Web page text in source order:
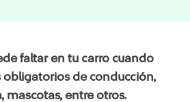
faltar en tu carro cuando
de conducción,
mascotas, entre otros.